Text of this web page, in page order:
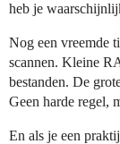
heb je
Nog een vreemde
scannen. Kleine
bestanden. De
Geen harde regel,
En als je een